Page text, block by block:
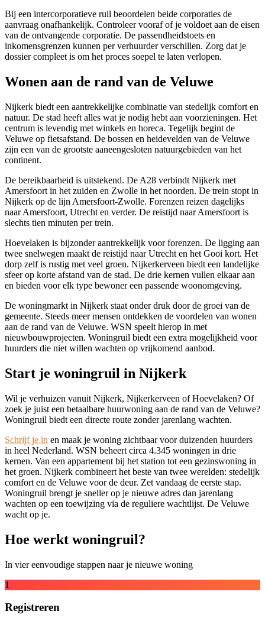
Bij een intercorporatieve ruil beoordelen beide corporaties de
aanvraag onafhankelijk. Controleer vooraf of je voldoet aan de eisen
van de ontvangende corporatie. De passendheidstoets en
inkomensgrenzen kunnen per verhuurder verschillen. Zorg dat je
dossier compleet is om het proces soepel te laten verlopen.
Wonen aan de rand van de Veluwe
Nijkerk biedt een aantrekkelijke combinatie van stedelijk comfort en
natuur. De stad heeft alles wat je nodig hebt aan voorzieningen. Het
centrum is levendig met winkels en horeca. Tegelijk begint de
Veluwe op fietsafstand. De bossen en heidevelden van de Veluwe
zijn een van de grootste aaneengesloten natuurgebieden van het
continent.
De bereikbaarheid is uitstekend. De A28 verbindt Nijkerk met
Amersfoort in het zuiden en Zwolle in het noorden. De trein stopt in
Nijkerk op de lijn Amersfoort-Zwolle. Forenzen reizen dagelijks
naar Amersfoort, Utrecht en verder. De reistijd naar Amersfoort is
slechts tien minuten per trein.
Hoevelaken is bijzonder aantrekkelijk voor forenzen. De ligging aan
twee snelwegen maakt de reistijd naar Utrecht en het Gooi kort. Het
dorp zelf is rustig met veel groen. Nijkerkerveen biedt een landelijke
sfeer op korte afstand van de stad. De drie kernen vullen elkaar aan
en bieden voor elk type bewoner een passende woonomgeving.
De woningmarkt in Nijkerk staat onder druk door de groei van de
gemeente. Steeds meer mensen ontdekken de voordelen van wonen
aan de rand van de Veluwe. WSN speelt hierop in met
nieuwbouwprojecten. Woningruil biedt een extra mogelijkheid voor
huurders die niet willen wachten op vrijkomend aanbod.
Start je woningruil in Nijkerk
Wil je verhuizen vanuit Nijkerk, Nijkerkerveen of Hoevelaken? Of
zoek je juist een betaalbare huurwoning aan de rand van de Veluwe?
Woningruil biedt een directe route zonder jarenlang wachten.
Schrijf je in en maak je woning zichtbaar voor duizenden huurders
in heel Nederland. WSN beheert circa 4.345 woningen in drie
kernen. Van een appartement bij het station tot een gezinswoning in
het groen. Nijkerk combineert het beste van twee werelden: stedelijk
comfort en de Veluwe voor de deur. Zet vandaag de eerste stap.
Woningruil brengt je sneller op je nieuwe adres dan jarenlang
wachten op een toewijzing via de reguliere wachtlijst. De Veluwe
wacht op je.
Hoe werkt woningruil?
In vier eenvoudige stappen naar je nieuwe woning
1
Registreren